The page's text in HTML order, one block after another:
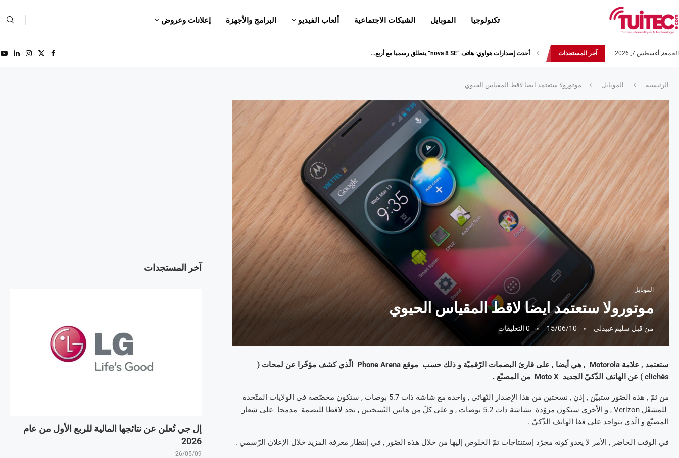
تكنولوجيا الموبايل الشبكات الاجتماعية ألعاب الفيديو البرامج والأجهزة إعلانات وعروض
الجمعة, أغسطس 7, 2026 آخر المستجدات نتائج قيس أداء هاتف سامسونج Galaxy Fold لا تثير الإعجاب
الرئيسية الموبايل موتورولا ستعتمد ايضا لاقط المقياس الحيوي
الموبايل
موتورولا ستعتمد ايضا لاقط المقياس الحيوي
من قبل سليم عبيدلي 15/06/10 0 التعليقات
ستعتمد , علامة Motorola , هي أيضا , على قارئ البصمات الرّقميّة و ذلك حسب موقع Phone Arena الّذي كشف مؤخّرا عن لمحات (
clichés ) عن الهاتف الذّكيّ الجديد Moto X من المصنّع .
من ثمّ , هذه الصّور ستبيّن , إذن , نسختين من هذا الإصدار النّهائي , واحدة مع شاشة ذات 5.7 بوصات , ستكون مخصّصة في الولايات المتّحدة
للمشغّل Verizon , و الأخرى ستكون مزوّدة بشاشة ذات 5.2 بوصات , و على كلّ من هاتين النّسختين , نجد لاقطا للبصمة مدمجا على شعار
المصنّع و الّذي يتواجد على قفا الهاتف الذّكيّ .
في الوقت الحاضر , الأمر لا يعدو كونه مجرّد إستنتاجات تمّ الخلوص إليها من خلال هذه الصّور , في إنتظار معرفة المزيد خلال الإعلان الرّسمي .
آخر المستجدات
إل جي تُعلن عن نتائجها المالية للربع الأول من عام
2026
26/05/09